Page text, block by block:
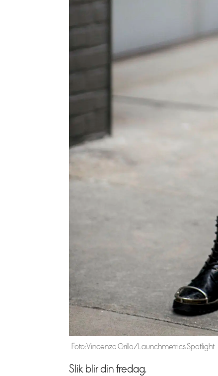
Foto: Vincenzo Grillo/Launchmetrics Spotlight
Slik blir din fredag.